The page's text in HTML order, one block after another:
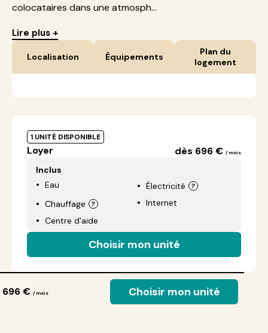
colocataires dans une atmosph...
Lire plus +
Localisation Équipements
Plan du
logement
1 UNITÉ DISPONIBLE
Loyer dès 696 € / mois
Inclus
Eau
Électricité
Chauffage
Internet
Centre d'aide
Choisir mon unité
696 € / mois Choisir mon unité